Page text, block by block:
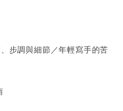
步調與細節／年輕寫手的苦